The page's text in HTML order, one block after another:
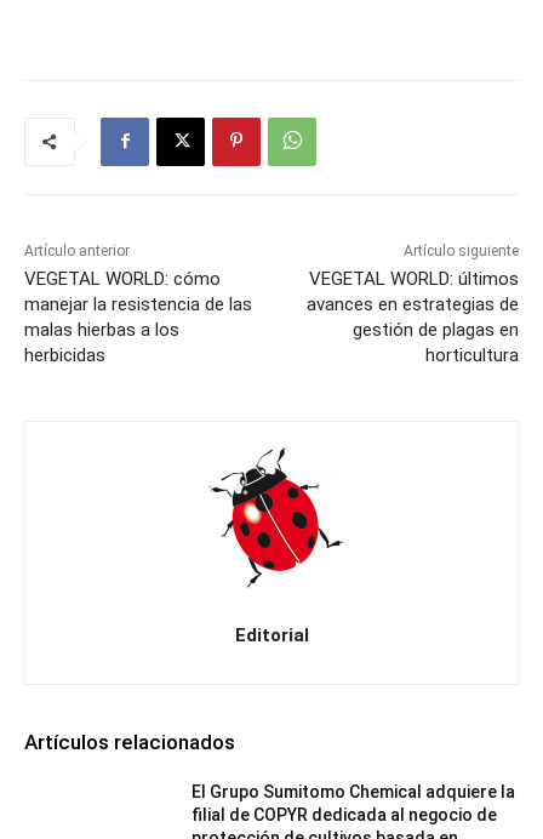
Artículo anterior
VEGETAL WORLD: cómo
manejar la resistencia de las
malas hierbas a los
herbicidas
Artículo siguiente
VEGETAL WORLD: últimos
avances en estrategias de
gestión de plagas en
horticultura
Editorial
Artículos relacionados
El Grupo Sumitomo Chemical adquiere la
filial de COPYR dedicada al negocio de